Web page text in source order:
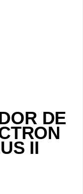
DE
II